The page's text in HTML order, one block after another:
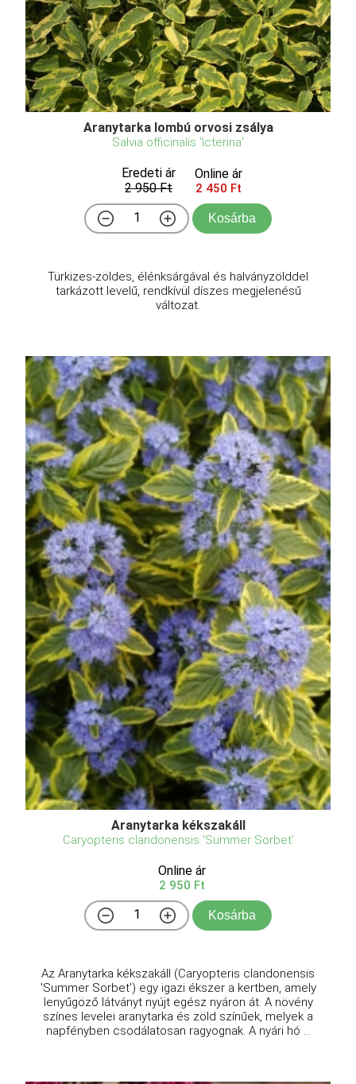
Aranytarka lombú orvosi zsálya
Salvia officinalis 'Icterina'
Eredeti ár
2 950 Ft
Online ár
2 450 Ft
Kosárba
Türkizes-zöldes, élénksárgával és halványzölddel
tarkázott levelű, rendkívül díszes megjelenésű
változat.
Aranytarka kékszakáll
Caryopteris clandonensis 'Summer Sorbet'
Online ár
2 950 Ft
Kosárba
Az Aranytarka kékszakáll (Caryopteris clandonensis
'Summer Sorbet') egy igazi ékszer a kertben, amely
lenyűgöző látványt nyújt egész nyáron át. A növény
színes levelei aranytarka és zöld színűek, melyek a
napfényben csodálatosan ragyognak. A nyári hó ...